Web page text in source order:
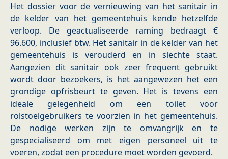
Het dossier voor de vernieuwing van het sanitair in
de kelder van het gemeentehuis kende hetzelfde
verloop. De geactualiseerde raming bedraagt €
96.600, inclusief btw. Het sanitair in de kelder van het
gemeentehuis is verouderd en in slechte staat.
Aangezien dit sanitair ook zeer frequent gebruikt
wordt door bezoekers, is het aangewezen het een
grondige opfrisbeurt te geven. Het is tevens een
ideale gelegenheid om een toilet voor
rolstoelgebruikers te voorzien in het gemeentehuis.
De nodige werken zijn te omvangrijk en te
gespecialiseerd om met eigen personeel uit te
voeren, zodat een procedure moet worden gevoerd.